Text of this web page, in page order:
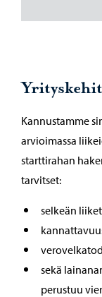
Kannustamme
arvioimassa
starttirahan
tarvitset:
selkeän
sekä
perustuu